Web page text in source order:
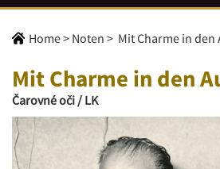
Home> Noten > Mit Charme in den
Mit Charme in den
Čarovné oči / LK